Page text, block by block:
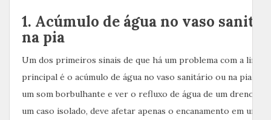
1. Acúmulo de água no vaso
na pia
Um dos primeiros sinais de que há um problema com a linha
principal é o acúmulo de água no vaso sanitário ou na pia.
um som borbulhante e ver o refluxo de água de um dreno.
um caso isolado, deve afetar apenas o encanamento em uma